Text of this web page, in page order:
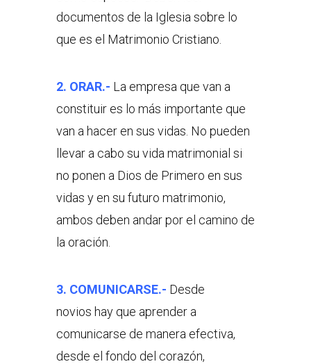
documentos de la Iglesia sobre lo
que es el Matrimonio Cristiano.
2. ORAR.- La empresa que van a
constituir es lo más importante que
van a hacer en sus vidas. No pueden
llevar a cabo su vida matrimonial si
no ponen a Dios de Primero en sus
vidas y en su futuro matrimonio,
ambos deben andar por el camino de
la oración.
3. COMUNICARSE.- Desde
novios hay que aprender a
comunicarse de manera efectiva,
desde el fondo del corazón,